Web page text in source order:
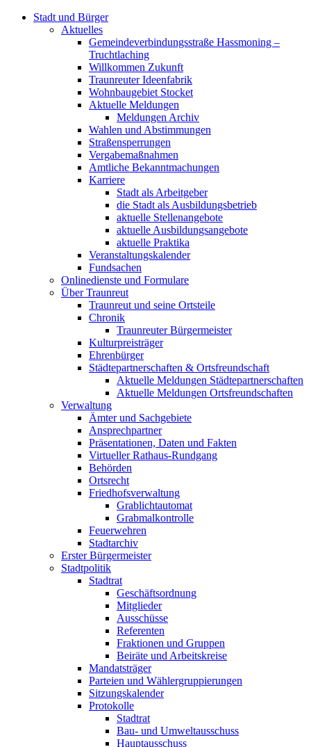
Stadt und Bürger
Aktuelles
Gemeindeverbindungsstraße Hassmoning –
Truchtlaching
Willkommen Zukunft
Traunreuter Ideenfabrik
Wohnbaugebiet Stocket
Aktuelle Meldungen
Meldungen Archiv
Wahlen und Abstimmungen
Straßensperrungen
Vergabemaßnahmen
Amtliche Bekanntmachungen
Karriere
Stadt als Arbeitgeber
die Stadt als Ausbildungsbetrieb
aktuelle Stellenangebote
aktuelle Ausbildungsangebote
aktuelle Praktika
Veranstaltungskalender
Fundsachen
Onlinedienste und Formulare
Über Traunreut
Traunreut und seine Ortsteile
Chronik
Traunreuter Bürgermeister
Kulturpreisträger
Ehrenbürger
Städtepartnerschaften & Ortsfreundschaft
Aktuelle Meldungen Städtepartnerschaften
Aktuelle Meldungen Ortsfreundschaften
Verwaltung
Ämter und Sachgebiete
Ansprechpartner
Präsentationen, Daten und Fakten
Virtueller Rathaus-Rundgang
Behörden
Ortsrecht
Friedhofsverwaltung
Grablichtautomat
Grabmalkontrolle
Feuerwehren
Stadtarchiv
Erster Bürgermeister
Stadtpolitik
Stadtrat
Geschäftsordnung
Mitglieder
Ausschüsse
Referenten
Fraktionen und Gruppen
Beiräte und Arbeitskreise
Mandatsträger
Parteien und Wählergruppierungen
Sitzungskalender
Protokolle
Stadtrat
Bau- und Umweltausschuss
Hauptausschuss